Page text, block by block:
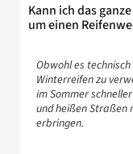
Kann ich das
um einen
Obwohl es
Winterreifen zu
im Sommer
und heißen Straßen
erbringen.